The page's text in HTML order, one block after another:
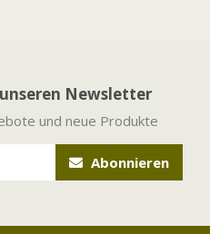
Newsletter
und neue Produkte
Abonnieren